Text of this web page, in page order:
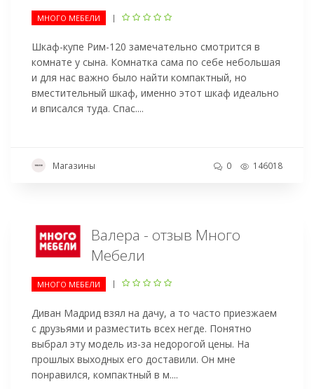
МНОГО МЕБЕЛИ |
Шкаф-купе Рим-120 замечательно смотрится в
комнате у сына. Комнатка сама по себе небольшая
и для нас важно было найти компактный, но
вместительный шкаф, именно этот шкаф идеально
и вписался туда. Спас....
Магазины 0 146018
Валера - отзыв Много
Мебели
МНОГО МЕБЕЛИ |
Диван Мадрид взял на дачу, а то часто приезжаем
с друзьями и разместить всех негде. Понятно
выбрал эту модель из-за недорогой цены. На
прошлых выходных его доставили. Он мне
понравился, компактный в м....